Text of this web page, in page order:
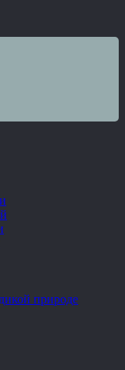
природе